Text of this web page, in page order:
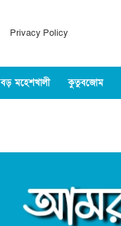
Privacy Policy
বড় মহেশখালী কুতুবজোম